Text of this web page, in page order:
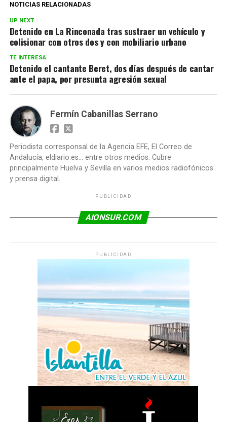
NOTICIAS RELACIONADAS
UP NEXT
Detenido en La Rinconada tras sustraer un vehículo y
colisionar con otros dos y con mobiliario urbano
TE INTERESA
Detenido el cantante Beret, dos días después de cantar
ante el papa, por presunta agresión sexual
Fermín Cabanillas Serrano
Periodista corresponsal de la Agencia EFE, El Correo de
Andalucía, eldiario.es... entre otros medios. Cubre
principalmente Huelva y Sevilla en varios medios radiofónicos
y prensa digital.
PUBLICIDAD
AIONSUR.COM
PUBLICIDAD